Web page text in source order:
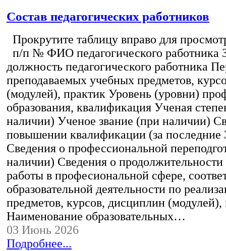
Состав педагогических работников
Прокрутите таблицу вправо для
п/п № ФИО педагогического работника
должность педагогического работника
преподаваемых учебных предметов,
(модулей), практик Уровень (уровни)
образования, квалификация Ученая
наличии) Ученое звание (при наличии)
повышении квалификации (за последние
Сведения о профессиональной
наличии) Сведения о
работы в професиональной сфере,
образовательной деятельности по
предметов, курсов, дисциплин (модулей),
Наименование образовательных…
03 Июнь 2026
Подробнее...